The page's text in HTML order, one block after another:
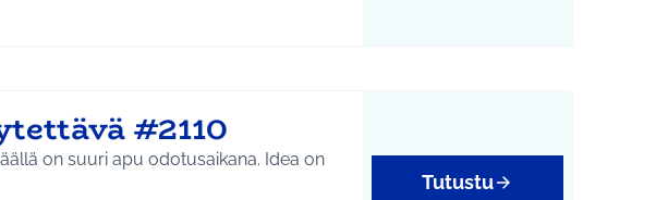
#2110
on suuri apu odotusaikana. Idea on
Tutustu